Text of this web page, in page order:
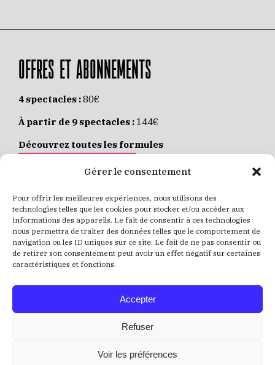
Gérer le consentement
Pour offrir les meilleures expériences, nous utilisons des
technologies telles que les cookies pour stocker et/ou accéder aux
informations des appareils. Le fait de consentir à ces technologies
nous permettra de traiter des données telles que le comportement de
navigation ou les ID uniques sur ce site. Le fait de ne pas consentir ou
de retirer son consentement peut avoir un effet négatif sur certaines
caractéristiques et fonctions.
Accepter
Refuser
Voir les préférences
OFFRES ET ABONNEMENTS
4 spectacles :80€
À partir de 9 spectacles : 144€
Découvrez toutes les formules
JE M’ABONNE EN LIGNE
Places individuelles :de 8 à 35€
Achetez vos places
JE RÉSERVE MES PLACES